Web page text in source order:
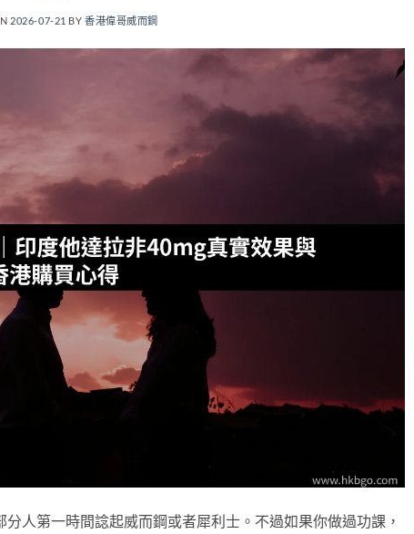
2026-07-21 BY香港偉哥威而鋼
人第一時間諗起威而鋼或者犀利士。不過如果你做過功課，